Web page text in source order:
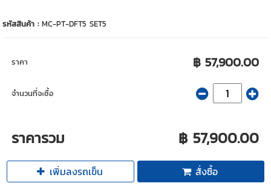
รหัสสินค้า :MC-PT-DFT5 SET5
ราคา ฿ 57,900.00
จำนวนที่จะซื้อ
ราคารวม ฿ 57,900.00
เพิ่มลงรถเข็น สั่งซื้อ